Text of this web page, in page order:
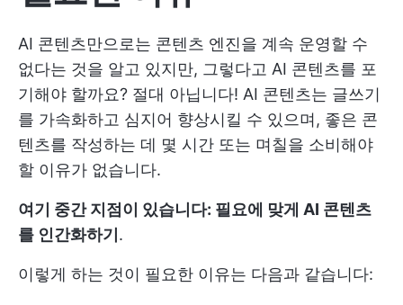
AI 콘텐츠만으로는 콘텐츠 엔진을 계속 운영할 수
없다는 것을 알고 있지만, 그렇다고 AI 콘텐츠를 포
기해야 할까요? 절대 아닙니다! AI 콘텐츠는 글쓰기
를 가속화하고 심지어 향상시킬 수 있으며, 좋은 콘
텐츠를 작성하는 데 몇 시간 또는 며칠을 소비해야
할 이유가 없습니다.
여기 중간 지점이 있습니다: 필요에 맞게 AI 콘텐츠
를 인간화하기.
이렇게 하는 것이 필요한 이유는 다음과 같습니다: